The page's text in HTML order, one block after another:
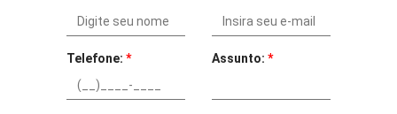
Telefone: * Assunto: *